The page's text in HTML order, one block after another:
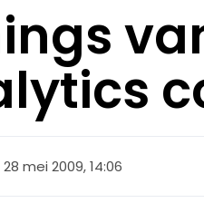
28 mei 2009, 14:06